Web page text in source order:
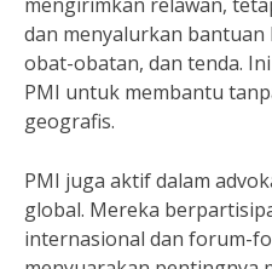
dan menyalurkan
obat-obatan, dan tenda.
PMI untuk membantu
geografis.
PMI juga aktif dalam
global. Mereka
internasional dan forum-